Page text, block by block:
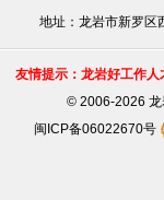
地址：龙岩市新罗区
友情提示：龙岩好工作
©2006-2026 龙
闽ICP备06022670号